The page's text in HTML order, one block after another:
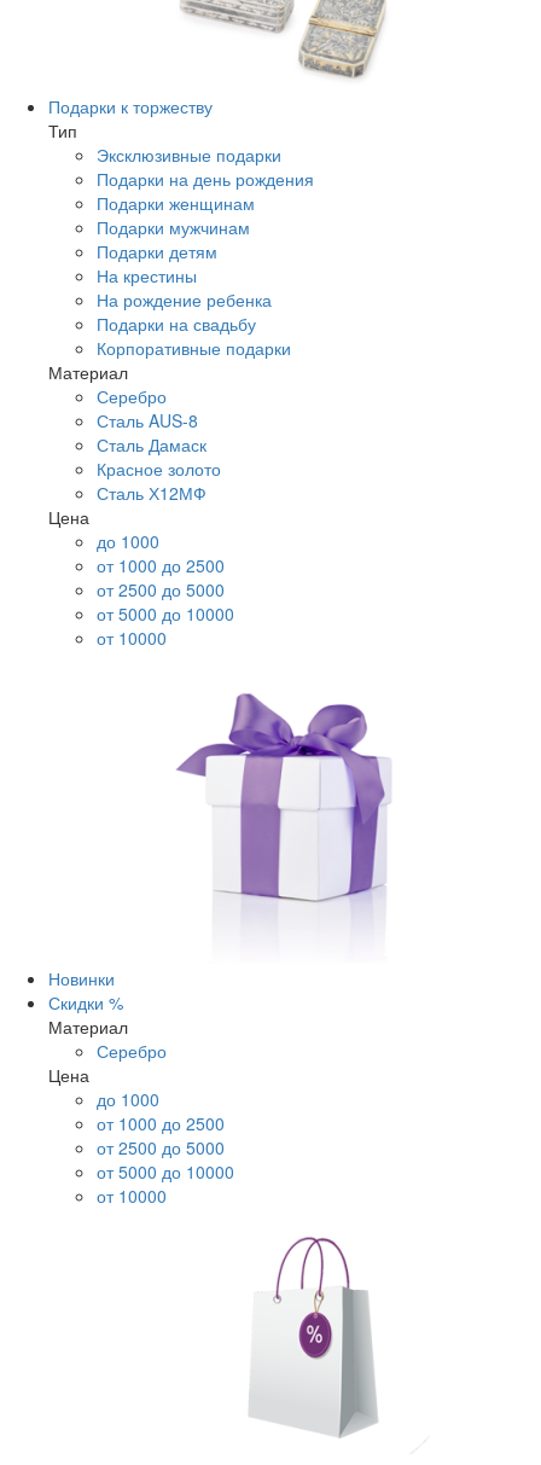
Подарки к торжеству
Тип
Эксклюзивные подарки
Подарки на день рождения
Подарки женщинам
Подарки мужчинам
Подарки детям
На крестины
На рождение ребенка
Подарки на свадьбу
Корпоративные подарки
Материал
Серебро
Сталь AUS-8
Сталь Дамаск
Красное золото
Сталь Х12МФ
Цена
до 1000
от 1000 до 2500
от 2500 до 5000
от 5000 до 10000
от 10000
Новинки
Скидки %
Материал
Серебро
Цена
до 1000
от 1000 до 2500
от 2500 до 5000
от 5000 до 10000
от 10000